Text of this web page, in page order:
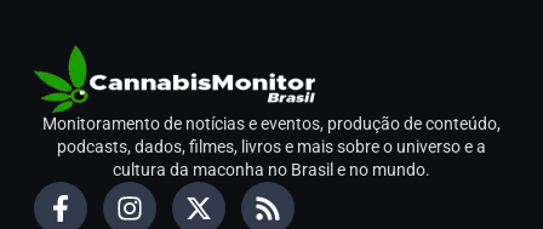
Monitoramento de notícias e eventos, produção de conteúdo,
podcasts, dados, filmes, livros e mais sobre o universo e a
cultura da maconha no Brasil e no mundo.